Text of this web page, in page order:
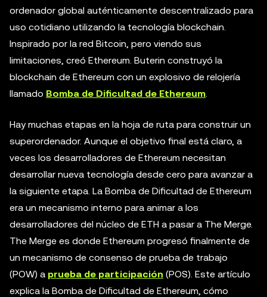
ordenador global auténticamente descentralizado para
uso cotidiano utilizando la tecnología blockchain.
Inspirado por la red Bitcoin, pero viendo sus
limitaciones, creó Ethereum. Buterin construyó la
blockchain de Ethereum con un explosivo de relojería
llamado Bomba de Dificultad de Ethereum.
Hay muchas etapas en la hoja de ruta para construir un
superordenador. Aunque el objetivo final está claro, a
veces los desarrolladores de Ethereum necesitan
desarrollar nueva tecnología desde cero para avanzar a
la siguiente etapa. La Bomba de Dificultad de Ethereum
era un mecanismo interno para animar a los
desarrolladores del núcleo de ETH a pasar a The Merge.
The Merge es donde Ethereum progresó finalmente de
un mecanismo de consenso de prueba de trabajo
(POW) a prueba de participación (POS). Este artículo
explica la Bomba de Dificultad de Ethereum, cómo